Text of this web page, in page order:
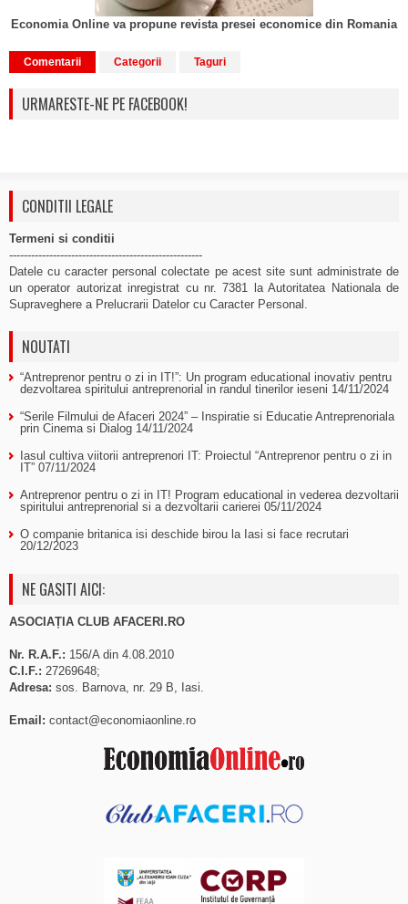
Economia Online va propune revista presei economice din Romania
Comentarii Categorii Taguri
URMARESTE-NE PE FACEBOOK!
CONDITII LEGALE
Termeni si conditii
-----------------------------------------------------
Datele cu caracter personal colectate pe acest site sunt administrate de
un operator autorizat inregistrat cu nr. 7381 la Autoritatea Nationala de
Supraveghere a Prelucrarii Datelor cu Caracter Personal.
NOUTATI
“Antreprenor pentru o zi in IT!”: Un program educational inovativ pentru
dezvoltarea spiritului antreprenorial in randul tinerilor ieseni 14/11/2024
“Serile Filmului de Afaceri 2024” – Inspiratie si Educatie Antreprenoriala
prin Cinema si Dialog 14/11/2024
Iasul cultiva viitorii antreprenori IT: Proiectul “Antreprenor pentru o zi in
IT” 07/11/2024
Antreprenor pentru o zi in IT! Program educational in vederea dezvoltarii
spiritului antreprenorial si a dezvoltarii carierei 05/11/2024
O companie britanica isi deschide birou la Iasi si face recrutari
20/12/2023
NE GASITI AICI:
ASOCIAȚIA CLUB AFACERI.RO
Nr. R.A.F.: 156/A din 4.08.2010
C.I.F.: 27269648;
Adresa: sos. Barnova, nr. 29 B, Iasi.
Email: contact@economiaonline.ro